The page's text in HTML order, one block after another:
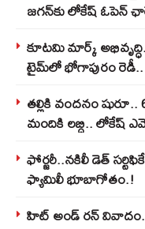
జగన్‌కు లోకేష్‌ ఓపెన్
కూటమి మార్క్ అభివృద్ధి.. రికార్డు
టైమ్‌లో భోగాపురం
తల్లికి వందనం షురూ..
మందికి లబ్ధి.. లోకేష్‌
ఫోర్జరీ..నకిలీ డెత్
ఫ్యామిలీ భూబాగోతం.!
హిట్ అండ్ రన్